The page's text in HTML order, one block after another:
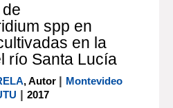
spp en
en la
río Santa Lucía
, Autor | Montevideo
|2017